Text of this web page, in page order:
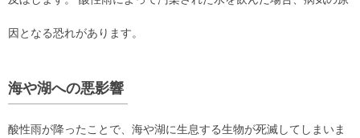
因となる恐れがあります。
海や湖への悪影響
酸性雨が降ったことで、海や湖に生息する生物が死滅してしまいま